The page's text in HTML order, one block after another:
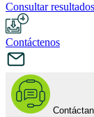
Consultar resultados
Contáctenos